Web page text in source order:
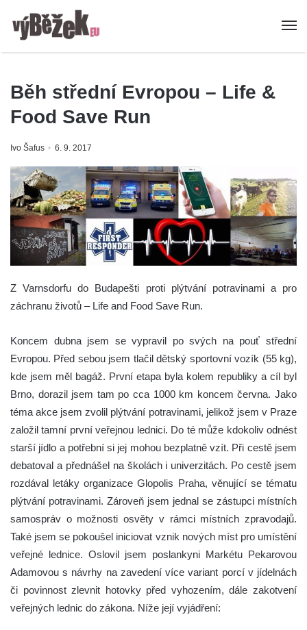
Běh střední Evropou – Life &
Food Save Run
Ivo Šafus 6. 9. 2017
Z Varnsdorfu do Budapešti proti plýtvání potravinami a pro
záchranu životů – Life and Food Save Run.
Koncem dubna jsem se vypravil po svých na pouť střední
Evropou. Před sebou jsem tlačil dětský sportovní vozík (55 kg),
kde jsem měl bagáž. První etapa byla kolem republiky a cíl byl
Brno, dorazil jsem tam po cca 1000 km koncem června. Jako
téma akce jsem zvolil plýtvání potravinami, jelikož jsem v Praze
založil tamní první veřejnou lednici. Do té může kdokoliv odnést
starší jídlo a potřební si jej mohou bezplatně vzít. Při cestě jsem
debatoval a přednášel na školách i univerzitách. Po cestě jsem
rozdával letáky organizace Glopolis Praha, věnující se tématu
plýtvání potravinami. Zároveň jsem jednal se zástupci místních
samospráv o možnosti osvěty v rámci místních zpravodajů.
Také jsem se pokoušel iniciovat vznik nových míst pro umístění
veřejné lednice. Oslovil jsem poslankyni Markétu Pekarovou
Adamovou s návrhy na zavedení více variant porcí v jídelnách
či povinnost zlevnit hotovky před vyhozením, dále zakotvení
veřejných lednic do zákona. Níže její vyjádření: